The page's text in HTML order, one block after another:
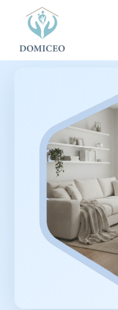
Accueil›Ménage à
Panneau de gestion des